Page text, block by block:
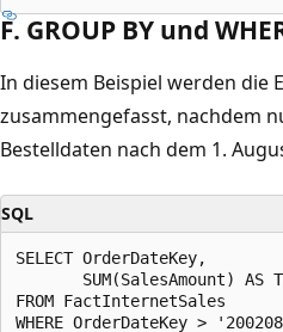
F. GROUP BY und
In diesem Beispiel werden die
zusammengefasst, nachdem
Bestelldaten nach dem 1.
SQL
SELECT OrderDateKey,
SUM(SalesAmount) AS
FROM FactInternetSales
WHERE OrderDateKey >